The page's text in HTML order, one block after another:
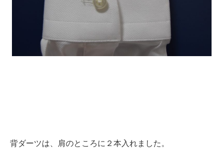
背ダーツは、肩のところに２本入れました。